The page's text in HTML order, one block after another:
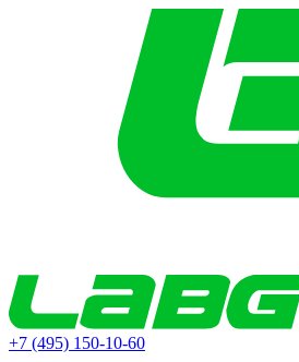
+7 (495) 150-10-60